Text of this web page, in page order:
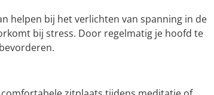
helpen bij het verlichten van spanning in de
bij stress. Door regelmatig je hoofd te